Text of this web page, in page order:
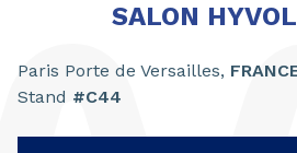
SALON
Paris Porte de Versailles,
Stand #C44